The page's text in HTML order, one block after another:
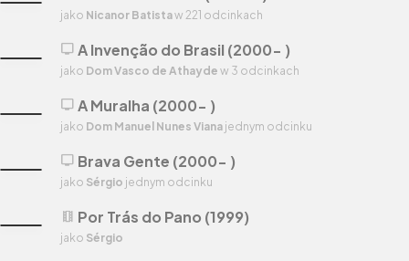
theaters Por Trás do Pano (1999)
jako Sérgio
jako Nicanor Batistaw 221 odcinkach
tv A Invenção do Brasil (2000- )
jako Dom Vasco de Athayde w 3 odcinkach
tv A Muralha (2000- )
jako Dom Manuel Nunes Viana jednym odcinku
tv Brava Gente (2000- )
jako Sérgio jednym odcinku